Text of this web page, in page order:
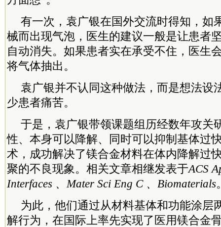
有一次，袁广银在国外交流时得知，如
械而出现气泡，医生的建议一般是让患者
自动消失。如果患者实在承受不住，医生
将气体抽出。
袁广银并不认同这种做法，而是想法设
少患者痛苦。
于是，袁广银带领课题组历经数年攻关
性、本身可以降解、同时可以抑制基体过
术，成功解决了镁合金材料在体内降解过
聚的不良现象。相关文章相继发表于ACS
Interfaces 、Mater Sci Eng C 、Biomaterials
为此，他们通过从材料基体和功能涂层
解行为，在国际上率先实现了医用镁合金